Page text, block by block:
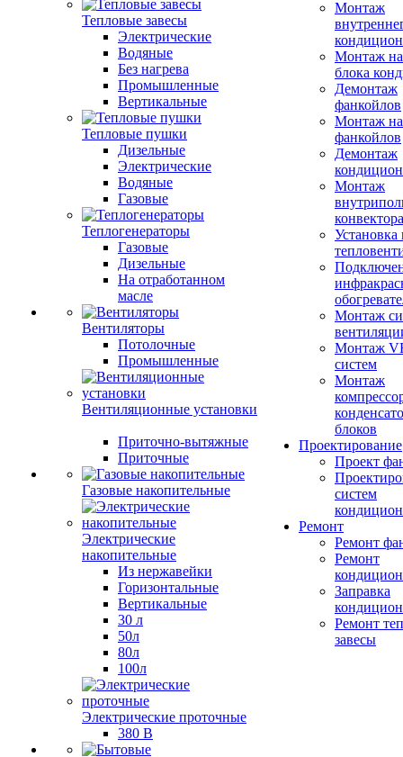
Тепловые завесы
Электрические
Водяные
Без нагрева
Промышленные
Вертикальные
Тепловые пушки
Дизельные
Электрические
Водяные
Газовые
Теплогенераторы
Газовые
Дизельные
На отработанном
масле
Вентиляторы
Потолочные
Промышленные
Вентиляционные установки
Приточно-вытяжные
Приточные
Газовые накопительные
Электрические
накопительные
Из нержавейки
Горизонтальные
Вертикальные
30 л
50л
80л
100л
Электрические проточные
380 В
Монтаж
Монтаж
блока
Демонтаж
фанкойлов
Монтаж
фанкойлов
Демонтаж
Монтаж
конвектора
Установка
Монтаж
Монтаж
систем
Монтаж
блоков
Проектирование
Проект
систем
Ремонт
Ремонт
Ремонт
Заправка
Ремонт
завесы